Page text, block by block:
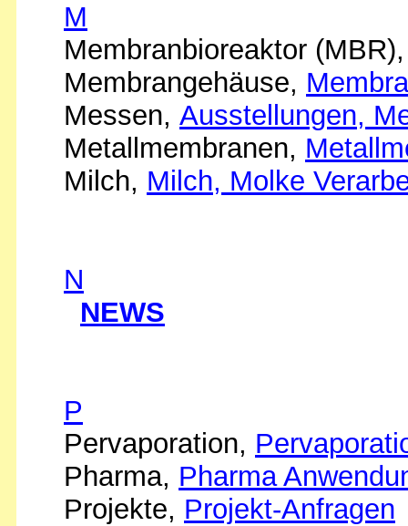
M
Membranbioreaktor
Membrangehäuse,
Messen, Ausstellungen,
Metallmembranen,
Milch, Milch, Molke
N
NEWS
P
Pervaporation,
Pharma, Pharma
Projekte, Projekt-Anfragen